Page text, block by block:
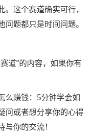
这个赛道确实可行，
题都只是时间问题。
道”的内容，如果你有
赚钱：5分钟学会如
问或者想分享你的心得
你的交流！